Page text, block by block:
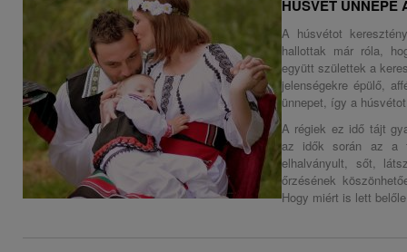
HÚSVÉT ÜNNEPE
A húsvétot
hallottak már róla,
együtt születtek a
jelenségekre épülő,
ünnepet, így a
A régiek ez idő tájt
az idők során az a
elhalványult, sőt,
őrzésének
Hogy miért is lett